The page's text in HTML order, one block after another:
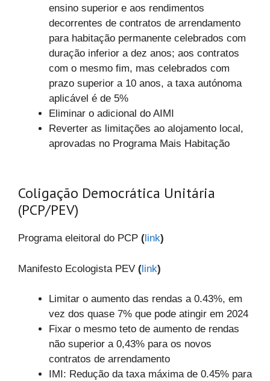
ensino superior e aos rendimentos
decorrentes de contratos de arrendamento
para habitação permanente celebrados com
duração inferior a dez anos; aos contratos
com o mesmo fim, mas celebrados com
prazo superior a 10 anos, a taxa autónoma
aplicável é de 5%
Eliminar o adicional do AIMI
Reverter as limitações ao alojamento local,
aprovadas no Programa Mais Habitação
Coligação Democrática Unitária
(PCP/PEV)
Programa eleitoral do PCP ( link)
Manifesto Ecologista PEV (link)
Limitar o aumento das rendas a 0.43%, em
vez dos quase 7% que pode atingir em 2024
Fixar o mesmo teto de aumento de rendas
não superior a 0,43% para os novos
contratos de arrendamento
IMI: Redução da taxa máxima de 0.45% para